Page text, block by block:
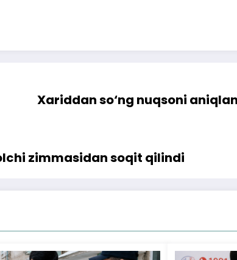
Xariddan so‘ng nuqsoni
zimmasidan soqit qilindi